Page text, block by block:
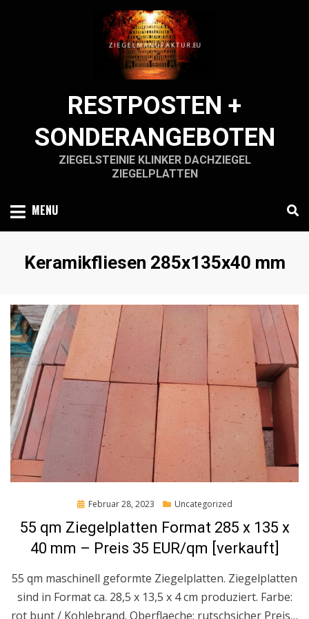
RESTPOSTEN +
SONDERANGEBOTEN
ZIEGELSTEINIE KLINKER DACHZIEGEL
ZIEGELPLATTEN
MENU
Schlagwort
:
Keramikfliesen 285x135x40 mm
Posted
Februar 28, 2023 Uncategorized
55 qm Ziegelplatten Format 285 x 135 x
40 mm – Preis 35 EUR/qm [verkauft]
55 qm maschinell geformte Ziegelplatten. Ziegelplatten
sind in Format ca. 28,5 x 13,5 x 4 cm produziert. Farbe:
rot bunt / Kohlebrand. Oberflaeche: rutschsicher Preis…